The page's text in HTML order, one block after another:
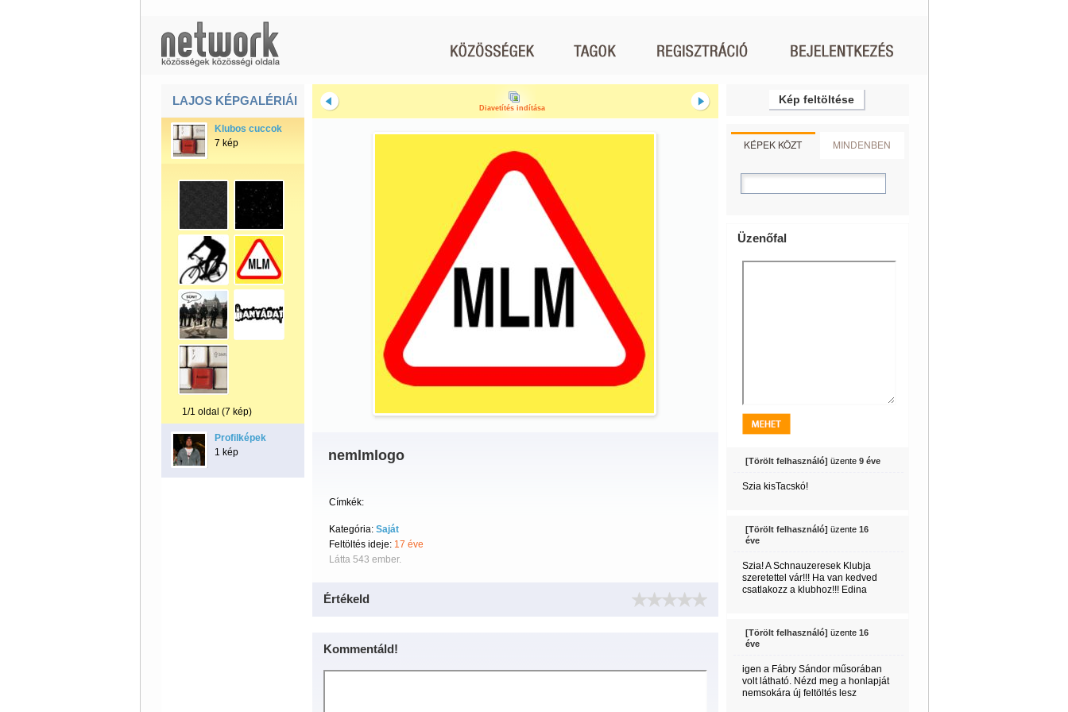
LAJOS KÉPGALÉRIÁI
Klubos cuccok
7 kép
1/1 oldal (7 kép)
Profilképek
1 kép
Diavetítés indítása
nemlmlogo
Címkék:
Kategória: Saját
Feltöltés ideje: 17 éve
Látta 543 ember.
Értékeld
Kommentáld!
Kép feltöltése
KÉPEK KÖZT MINDENBEN
Üzenőfal
[Törölt felhasználó] üzente 9 éve
Szia kisTacskó!
[Törölt felhasználó] üzente 16
éve
Szia! A Schnauzeresek Klubja
szeretettel vár!!! Ha van kedved
csatlakozz a klubhoz!!! Edina
[Törölt felhasználó] üzente 16
éve
igen a Fábry Sándor műsorában
volt látható. Nézd meg a honlapját
nemsokára új feltöltés lesz